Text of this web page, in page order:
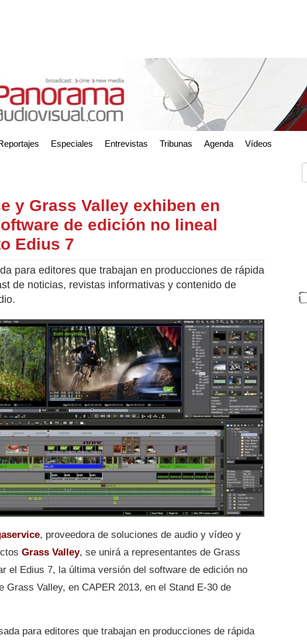
Especiales Entrevistas Tribunas Agenda Vídeos
y Grass Valley exhiben en
de edición no lineal
Edius 7
para editores que trabajan en producciones de rápida
de noticias, revistas informativas y contenido de
, proveedora de soluciones de audio y vídeo y
Grass Valley, se unirá a representantes de Grass
el Edius 7, la última versión del software de edición no
Grass Valley, en CAPER 2013, en el Stand E-30 de
para editores que trabajan en producciones de rápida